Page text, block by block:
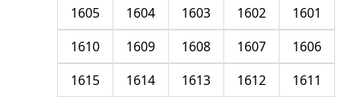
1601
1602
1603
1604
1605
1606
1607
1608
1609
1610
1611
1612
1613
1614
1615